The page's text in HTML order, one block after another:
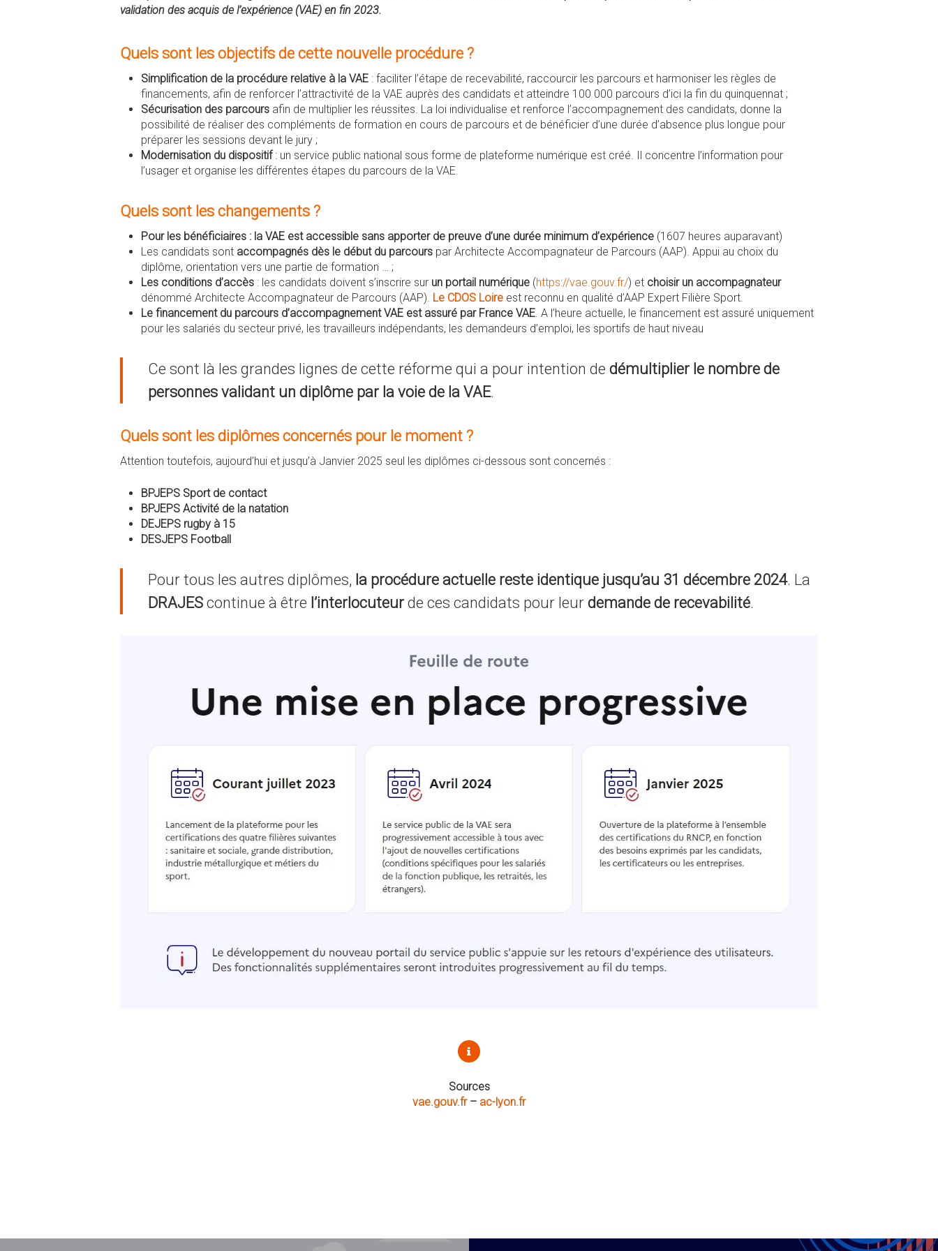
validation des acquis de l’expérience (VAE) en fin 2023.
Quels sont les objectifs de cette nouvelle procédure ?
Simplification de la procédure relative à la VAE : faciliter l’étape de recevabilité, raccourcir les parcours et harmoniser les règles de
financements, afin de renforcer l’attractivité de la VAE auprès des candidats et atteindre 100 000 parcours d’ici la fin du quinquennat ;
Sécurisation des parcours afin de multiplier les réussites. La loi individualise et renforce l’accompagnement des candidats, donne la
possibilité de réaliser des compléments de formation en cours de parcours et de bénéficier d’une durée d’absence plus longue pour
préparer les sessions devant le jury ;
Modernisation du dispositif: un service public national sous forme de plateforme numérique est créé. Il concentre l’information pour
l’usager et organise les différentes étapes du parcours de la VAE.
Quels sont les changements ?
Pour les bénéficiaires : la VAE est accessible sans apporter de preuve d’une durée minimum d’expérience (1607 heures auparavant)
Les candidats sont accompagnés dès le début du parcours par Architecte Accompagnateur de Parcours (AAP). Appui au choix du
diplôme, orientation vers une partie de formation … ;
Les conditions d’accès : les candidats doivent s’inscrire sur un portail numérique (https://vae.gouv.fr/) et choisir un accompagnateur
dénommé Architecte Accompagnateur de Parcours (AAP). Le CDOS Loire est reconnu en qualité d’AAP Expert Filière Sport.
Le financement du parcours d’accompagnement VAE est assuré par France VAE. A l’heure actuelle, le financement est assuré uniquement
pour les salariés du secteur privé, les travailleurs indépendants, les demandeurs d’emploi, les sportifs de haut niveau
Ce sont là les grandes lignes de cette réforme qui a pour intention de démultiplier le nombre de
personnes validant un diplôme par la voie de la VAE.
Quels sont les diplômes concernés pour le moment ?
Attention toutefois, aujourd’hui et jusqu’à Janvier 2025 seul les diplômes ci-dessous sont concernés :
BPJEPS Sport de contact
BPJEPS Activité de la natation
DEJEPS rugby à 15
DESJEPS Football
Pour tous les autres diplômes, la procédure actuelle reste identique jusqu’au 31 décembre 2024. La
DRAJEScontinue à être l’interlocuteurde ces candidats pour leur demande de recevabilité.
Sources
vae.gouv.fr– ac-lyon.fr